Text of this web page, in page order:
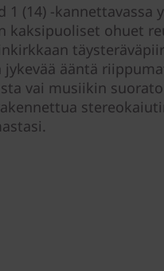
1 (14) -
kaksipuoliset ohuet
ääntä
vai musiikin